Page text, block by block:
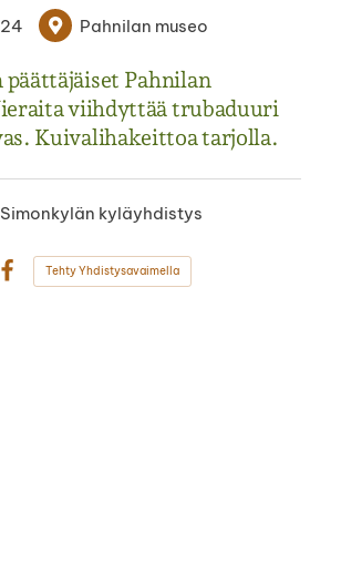
Pahnilan museo
päättäjäiset Pahnilan
viihdyttää trubaduuri
Kuivalihakeittoa tarjolla.
Simonkylän kyläyhdistys
Tehty Yhdistysavaimella